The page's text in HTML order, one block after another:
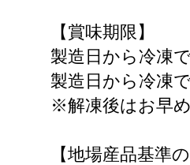
【賞味期限】
製造日から冷凍
製造日から冷凍で
※解凍後はお早
【地場産品基準